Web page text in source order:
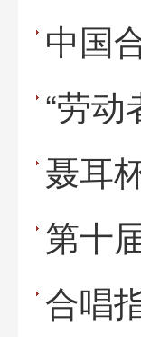
中国
聂耳
第十
合唱